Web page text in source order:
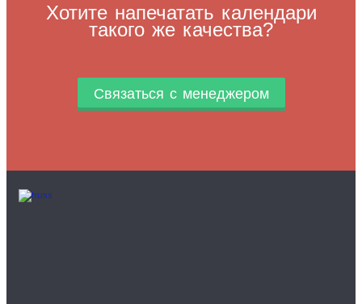
Хотите напечатать календари
такого же качества?
Связаться с менеджером